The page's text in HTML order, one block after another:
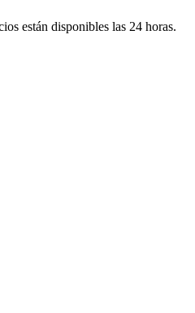
están disponibles las 24 horas.